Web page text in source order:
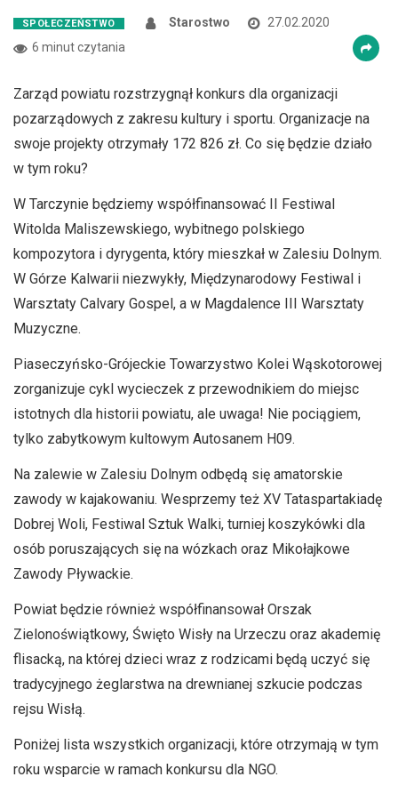
SPOŁECZEŃSTWO Starostwo
27.02.2020
6 minut czytania
Zarząd powiatu rozstrzygnął konkurs dla organizacji
pozarządowych z zakresu kultury i sportu. Organizacje na
swoje projekty otrzymały 172 826 zł. Co się będzie działo
w tym roku?
W Tarczynie będziemy współfinansować II Festiwal
Witolda Maliszewskiego, wybitnego polskiego
kompozytora i dyrygenta, który mieszkał w Zalesiu Dolnym.
W Górze Kalwarii niezwykły, Międzynarodowy Festiwal i
Warsztaty Calvary Gospel, a w Magdalence III Warsztaty
Muzyczne.
Piaseczyńsko-Grójeckie Towarzystwo Kolei Wąskotorowej
zorganizuje cykl wycieczek z przewodnikiem do miejsc
istotnych dla historii powiatu, ale uwaga! Nie pociągiem,
tylko zabytkowym kultowym Autosanem H09.
Na zalewie w Zalesiu Dolnym odbędą się amatorskie
zawody w kajakowaniu. Wesprzemy też XV Tataspartakiadę
Dobrej Woli, Festiwal Sztuk Walki, turniej koszykówki dla
osób poruszających się na wózkach oraz Mikołajkowe
Zawody Pływackie.
Powiat będzie również współfinansował Orszak
Zielonoświątkowy, Święto Wisły na Urzeczu oraz akademię
flisacką, na której dzieci wraz z rodzicami będą uczyć się
tradycyjnego żeglarstwa na drewnianej szkucie podczas
rejsu Wisłą.
Poniżej lista wszystkich organizacji, które otrzymają w tym
roku wsparcie w ramach konkursu dla NGO.